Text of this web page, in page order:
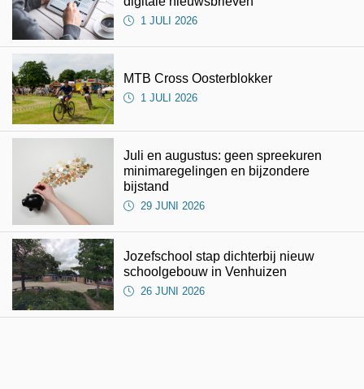
1 JULI 2026
MTB Cross Oosterblokker
1 JULI 2026
Juli en augustus: geen spreekuren
minimaregelingen en bijzondere
bijstand
29 JUNI 2026
Jozefschool stap dichterbij nieuw
schoolgebouw in Venhuizen
26 JUNI 2026